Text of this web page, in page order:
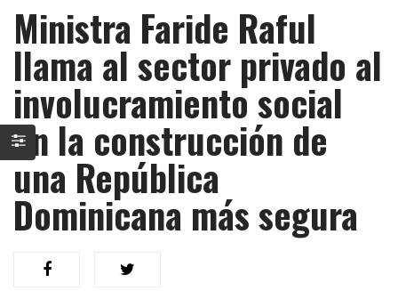
Ministra Faride Raful
llama al sector privado al
involucramiento social
en la construcción de
una República
Dominicana más segura